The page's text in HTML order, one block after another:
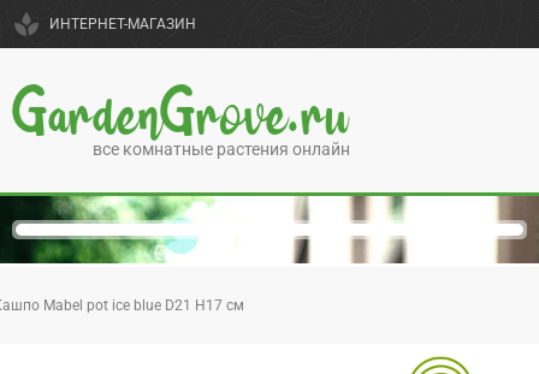
spa ИНТЕРНЕТ-МАГАЗИН
GardenGrove.ru
все комнатные растения онлайн
Mabel pot ice blue D21 H17 см